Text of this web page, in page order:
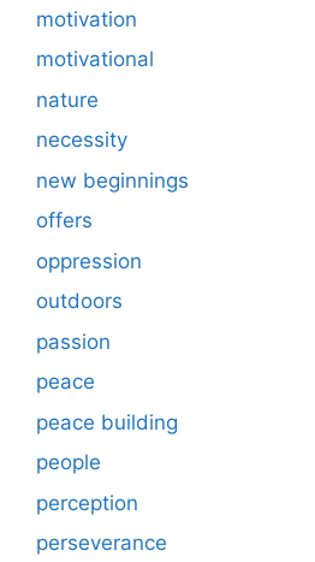
motivation
motivational
nature
necessity
new beginnings
offers
oppression
outdoors
passion
peace
peace building
people
perception
perseverance